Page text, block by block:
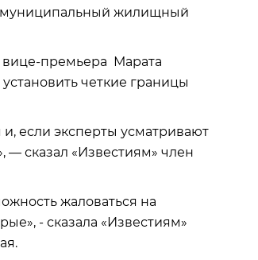
муниципальный жилищный
вице-премьера Марата
четкие границы
если эксперты усматривают
— сказал «Известиям» член
жаловаться на
- сказала «Известиям»